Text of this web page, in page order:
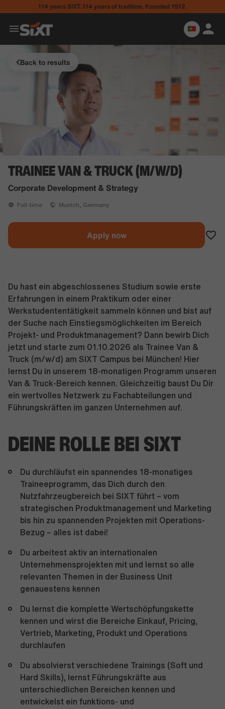
114 years SIXT. 114 years of tradition. Founded 1912.
Back to results
TRAINEE VAN & TRUCK (M/W/D)
Corporate Development & Strategy
Full-time Munich, Germany
Apply now
Du hast ein abgeschlossenes Studium sowie erste
Erfahrungen in einem Praktikum oder einer
Werkstudententätigkeit sammeln können und bist auf
der Suche nach Einstiegsmöglichkeiten im Bereich
Projekt- und Produktmanagement? Dann bewirb Dich
jetzt und starte zum 01.10.2026 als Trainee Van &
Truck (m/w/d) am SIXT Campus bei München! Hier
lernst Du in unserem 18-monatigen Programm unseren
Van & Truck-Bereich kennen. Gleichzeitig baust Du Dir
ein wertvolles Netzwerk zu Fachabteilungen und
Führungskräften im ganzen Unternehmen auf.
DEINE ROLLE BEI SIXT
Du durchläufst ein spannendes 18-monatiges
Traineeprogramm, das Dich durch den
Nutzfahrzeugbereich bei SIXT führt – vom
strategischen Produktmanagement und Marketing
bis hin zu spannenden Projekten mit Operations-
Bezug – alles ist dabei!
Du arbeitest aktiv an internationalen
Unternehmensprojekten mit und lernst so alle
relevanten Themen in der Business Unit
genauestens kennen
Du lernst die komplette Wertschöpfungskette
kennen und wirst die Bereiche Einkauf, Pricing,
Vertrieb, Marketing, Produkt und Operations
durchlaufen
Du absolvierst verschiedene Trainings (Soft und
Hard Skills), lernst Führungskräfte aus
unterschiedlichen Bereichen kennen und
entwickelst ein funktions- und